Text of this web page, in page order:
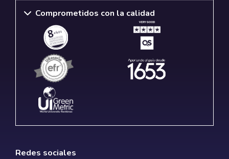
Comprometidos con la calidad
Redes sociales